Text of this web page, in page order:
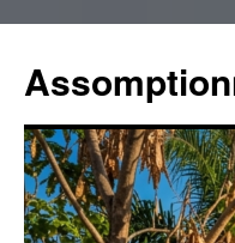
contenu